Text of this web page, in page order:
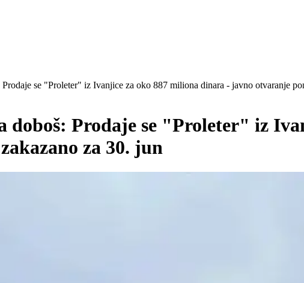
se "Proleter" iz Ivanjice za oko 887 miliona dinara - javno otvaranje
doboš: Prodaje se "Proleter" iz
za 30. jun